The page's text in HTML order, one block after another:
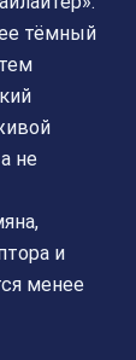
тёмный
не
и
менее